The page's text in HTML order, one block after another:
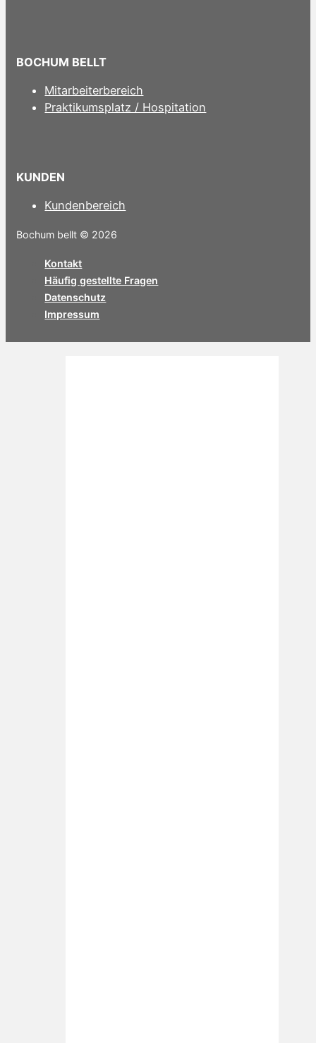
BOCHUM BELLT
Mitarbeiterbereich
Praktikumsplatz / Hospitation
KUNDEN
Kundenbereich
Bochum bellt © 2026
Kontakt
Häufig gestellte Fragen
Datenschutz
Impressum